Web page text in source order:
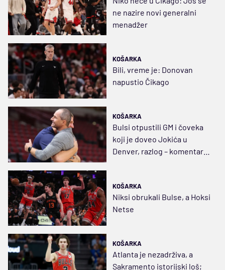
ne nazire novi generalni
menadžer
KOŠARKA
Bili, vreme je: Donovan
napustio Čikago
KOŠARKA
Bulsi otpustili GM i čoveka
koji je doveo Jokića u
Denver, razlog – komentari
KOŠARKA
Niksi obrukali Bulse, a Hoksi
Netse
KOŠARKA
Atlanta je nezadrživa, a
Sakramento istorijski loš;